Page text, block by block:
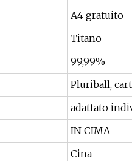
A4 gratuito
Titano
99,99%
Pluriball,
adattato
IN CIMA
Cina